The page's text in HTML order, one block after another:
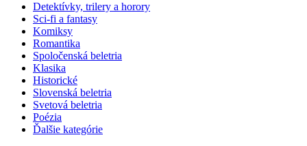
Detektívky, trilery a horory
Sci-fi a fantasy
Komiksy
Romantika
Spoločenská beletria
Klasika
Historické
Slovenská beletria
Svetová beletria
Poézia
Ďalšie kategórie